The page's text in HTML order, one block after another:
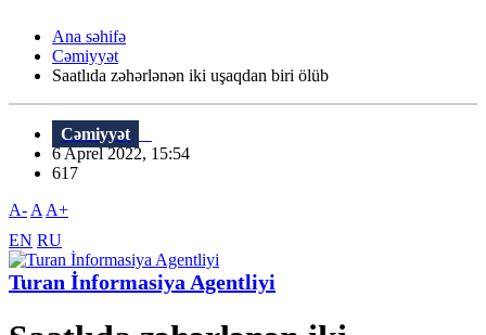
Ana səhifə
Cəmiyyət
Saatlıda zəhərlənən iki uşaqdan biri ölüb
Cəmiyyət
6 Aprel 2022, 15:54
617
A- A A+
EN RU
Turan İnformasiya Agentliyi